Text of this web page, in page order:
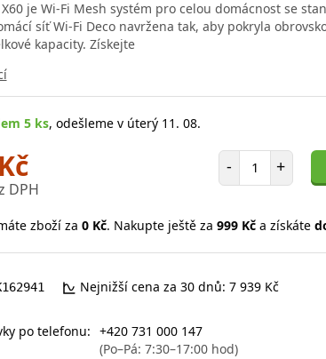
X60 je Wi-Fi Mesh systém pro celou domácnost se
síť Wi-Fi Deco navržena tak, aby pokryla
kapacity. Získejte
5 ks, odešleme v úterý 11. 08.
DPH
- Počet položek
+
zboží za 0 Kč. Nakupte ještě za 999 Kča získáte
Nejnižší cena za 30 dnů: 7 939 Kč
po telefonu: +420 731 000 147
(Po–Pá: 7:30–17:00 hod)